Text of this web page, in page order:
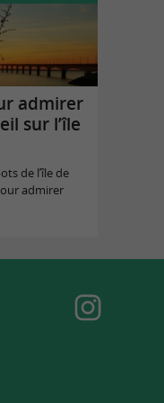
admirer
sur l’île
de l’île de
admirer